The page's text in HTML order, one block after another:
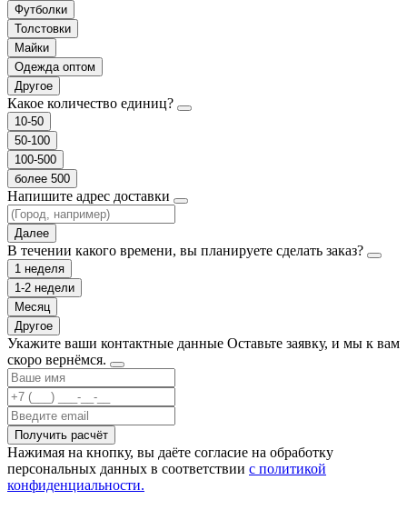
Футболки
Толстовки
Майки
Одежда оптом
Другое
Какое количество единиц?
10-50
50-100
100-500
более 500
Напишите адрес доставки
Далее
В течении какого времени, вы планируете сделать заказ?
1 неделя
1-2 недели
Месяц
Другое
Укажите ваши контактные данные Оставьте заявку, и мы к вам
скоро вернёмся.
Получить расчёт
Нажимая на кнопку, вы даёте согласие на обработку
персональных данных в соответствии с политикой
конфиденциальности.